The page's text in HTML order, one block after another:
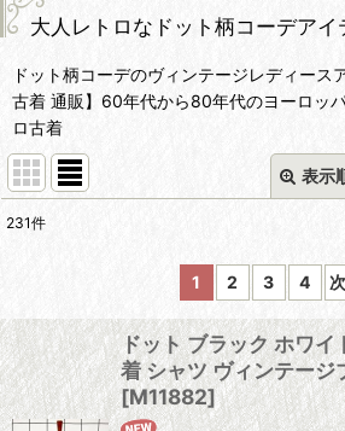
大人レトロなドット柄コーデアイ
ドット柄コーデのヴィンテージレディース
古着 通販】60年代から80年代のヨーロッ
ロ古着
表示
並び順:
絞り込む
231件
1 2 3 4 次
ドット ブラック ホワ
着 シャツ ヴィンテージ
[M11882]